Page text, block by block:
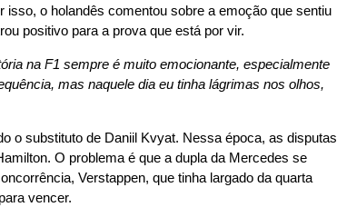
o holandês comentou sobre a emoção que sentiu
positivo para a prova que está por vir.
na F1 sempre é muito emocionante, especialmente
mas naquele dia eu tinha lágrimas nos olhos,
o substituto de Daniil Kvyat. Nessa época, as disputas
O problema é que a dupla da Mercedes se
Verstappen, que tinha largado da quarta
vencer.